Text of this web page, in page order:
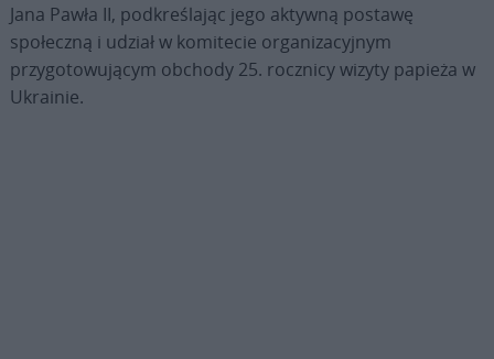
Jana Pawła II, podkreślając jego aktywną postawę
społeczną i udział w komitecie organizacyjnym
przygotowującym obchody 25. rocznicy wizyty papieża w
Ukrainie.